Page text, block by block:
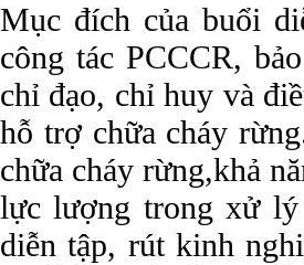
Mục đích của buổi
công tác PCCCR,
chỉ đạo, chỉ huy và
hỗ trợ chữa cháy
chữa cháy rừng,khả
lực lượng trong xử lý
diễn tập, rút kinh